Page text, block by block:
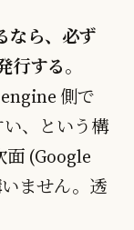
なら、必ず
行する。
側で
、という構
面 (Google
ません。透